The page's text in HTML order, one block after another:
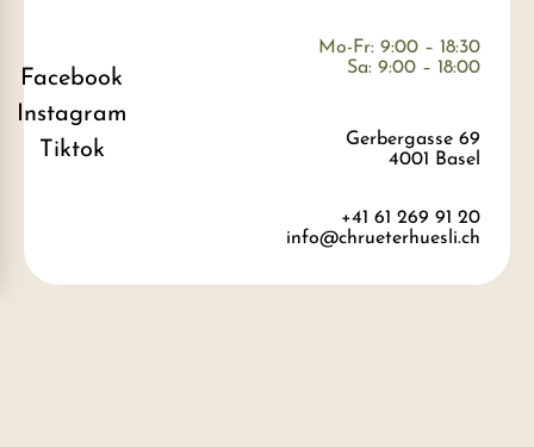
Mo-Fr: 9:00 – 18:30
Sa: 9:00 – 18:00
Gerbergasse 69
4001 Basel
+41 61 269 91 20
info@chrueterhuesli.ch
Facebook
Instagram
Tiktok